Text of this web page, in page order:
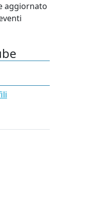
aggiornato